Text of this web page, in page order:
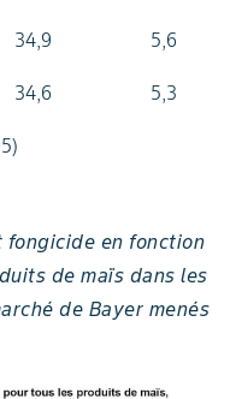
34,9 5,6
34,6 5,3
fongicide en fonction
de maïs dans les
de Bayer menés